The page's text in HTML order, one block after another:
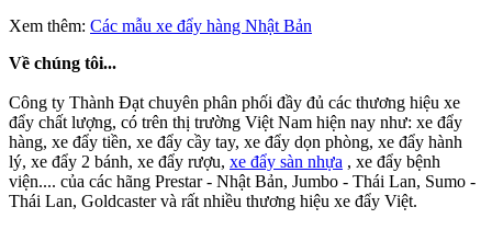
Xem thêm: Các mẫu xe đẩy hàng Nhật Bản
Về chúng tôi...
Công ty Thành Đạt chuyên phân phối đầy đủ các thương hiệu xe
đẩy chất lượng, có trên thị trường Việt Nam hiện nay như: xe đẩy
hàng, xe đẩy tiền, xe đẩy cầy tay, xe đẩy dọn phòng, xe đẩy hành
lý, xe đẩy 2 bánh, xe đẩy rượu, xe đẩy sàn nhựa , xe đẩy bệnh
viện.... của các hãng Prestar - Nhật Bản, Jumbo - Thái Lan, Sumo -
Thái Lan, Goldcaster và rất nhiều thương hiệu xe đẩy Việt.